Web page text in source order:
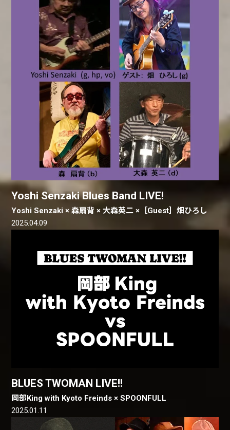
Yoshi Senzaki Blues Band LIVE!
Yoshi Senzaki × 森扇背 × 大森英二 ×［Guest］畑ひろし
2025.04.09
BLUES TWOMAN LIVE!!
岡部King with Kyoto Freinds × SPOONFULL
2025.01.11